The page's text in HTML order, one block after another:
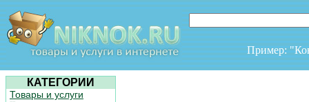
Пример:
КАТЕГОРИИ
Товары и услуги